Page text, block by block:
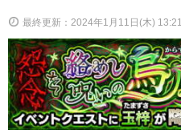
最終更新：2024年1月11日(木) 13:21